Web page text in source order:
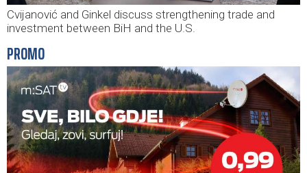
Cvijanović and Ginkel discuss strengthening trade and
investment between BiH and the U.S.
PROMO